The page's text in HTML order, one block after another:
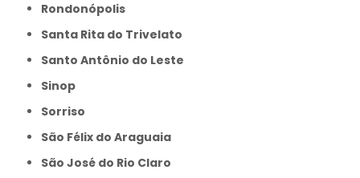
Rondonópolis
Santa Rita do Trivelato
Santo Antônio do Leste
Sinop
Sorriso
São Félix do Araguaia
São José do Rio Claro